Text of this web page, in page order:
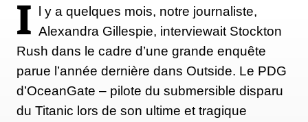
I
l y a quelques mois, notre journaliste,
Alexandra Gillespie, interviewait Stockton
Rush dans le cadre d’une grande enquête
parue l’année dernière dans Outside. Le PDG
d’OceanGate – pilote du submersible disparu
du Titanic lors de son ultime et tragique